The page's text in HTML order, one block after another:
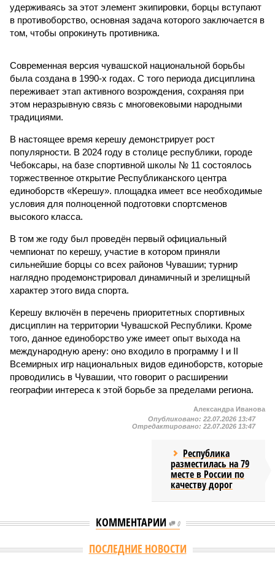
удерживаясь за этот элемент экипировки, борцы вступают
в противоборство, основная задача которого заключается в
том, чтобы опрокинуть противника.
Современная версия чувашской национальной борьбы
была создана в 1990-х годах. С того периода дисциплина
переживает этап активного возрождения, сохраняя при
этом неразрывную связь с многовековыми народными
традициями.
В настоящее время керешу демонстрирует рост
популярности. В 2024 году в столице республики, городе
Чебоксары, на базе спортивной школы № 11 состоялось
торжественное открытие Республиканского центра
единоборств «Керешу». площадка имеет все необходимые
условия для полноценной подготовки спортсменов
высокого класса.
В том же году был проведён первый официальный
чемпионат по керешу, участие в котором приняли
сильнейшие борцы со всех районов Чувашии; турнир
наглядно продемонстрировал динамичный и зрелищный
характер этого вида спорта.
Керешу включён в перечень приоритетных спортивных
дисциплин на территории Чувашской Республики. Кроме
того, данное единоборство уже имеет опыт выхода на
международную арену: оно входило в программу I и II
Всемирных игр национальных видов единоборств, которые
проводились в Чувашии, что говорит о расширении
географии интереса к этой борьбе за пределами региона.
Александра Иванова
Опубликовано: 22.07.2026 13:47
Отредактировано: 22.07.2026 13:47
Республика
разместилась на 79
месте в России по
качеству дорог
КОММЕНТАРИИ 0
ПОСЛЕДНИЕ НОВОСТИ